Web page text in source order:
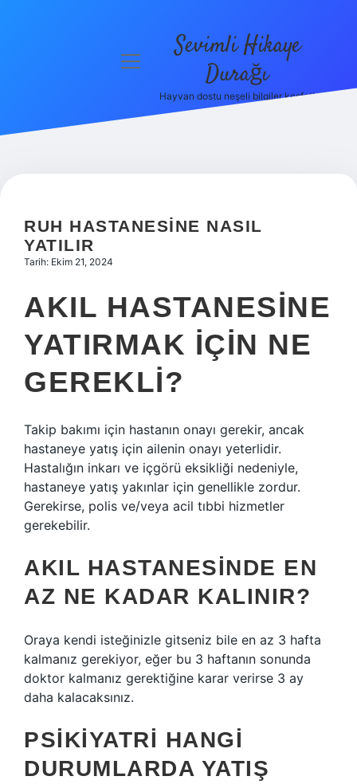
Hakkımızda
menüyü
Sevimli Hikaye
Durağı
Hayvan dostu neşeli bilgiler keşfet!
RUH HASTANESINE NASIL
YATILIR
Tarih: Ekim 21, 2024
AKIL HASTANESINE
YATIRMAK IÇIN NE
GEREKLI?
Takip bakımı için hastanın onayı gerekir, ancak
hastaneye yatış için ailenin onayı yeterlidir.
Hastalığın inkarı ve içgörü eksikliği nedeniyle,
hastaneye yatış yakınlar için genellikle zordur.
Gerekirse, polis ve/veya acil tıbbi hizmetler
gerekebilir.
AKIL HASTANESINDE EN
AZ NE KADAR KALINIR?
Oraya kendi isteğinizle gitseniz bile en az 3 hafta
kalmanız gerekiyor, eğer bu 3 haftanın sonunda
doktor kalmanız gerektiğine karar verirse 3 ay
daha kalacaksınız.
PSIKIYATRI HANGI
DURUMLARDA YATIŞ